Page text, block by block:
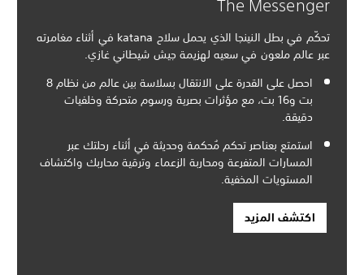
The Messenger
تحكّم في بطل النينجا الذي يحمل سلاح katana في أثناء مغامرته
عبر عالم ملعون في سعيه لهزيمة جيش شيطاني غازي.
احصل على القدرة على الانتقال بسلاسة بين عالم من نظام 8
بت و16 بت، مع مؤثرات بصرية ورسوم متحركة وخلفيات
دقيقة.
استمتع بعناصر تحكم مُحكمة وحديثة في أثناء رحلتك عبر
المسارات المتفرعة ومحاربة الزعماء وترقية محاربك واكتشاف
المستويات المخفية.
اكتشف المزيد